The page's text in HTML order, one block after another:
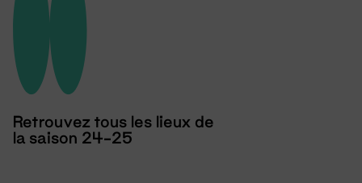
Retrouvez tous les lieux de
la saison 24-25